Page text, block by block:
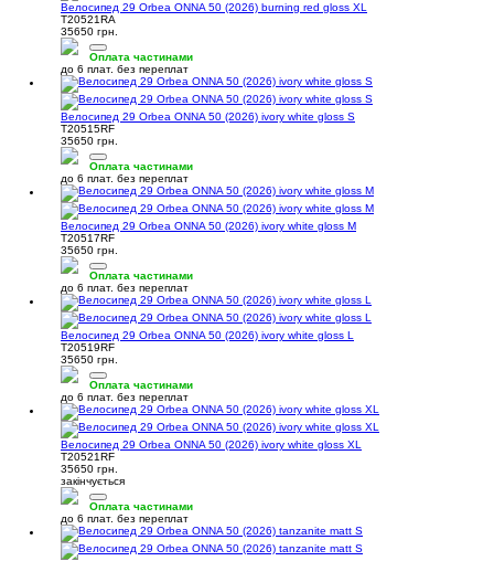
Велосипед 29 Orbea ONNA 50 (2026) burning red gloss XL
T20521RA
35650 грн.
Оплата частинами
до 6 плат. без переплат
Велосипед 29 Orbea ONNA 50 (2026) ivory white gloss S
T20515RF
35650 грн.
Оплата частинами
до 6 плат. без переплат
Велосипед 29 Orbea ONNA 50 (2026) ivory white gloss M
T20517RF
35650 грн.
Оплата частинами
до 6 плат. без переплат
Велосипед 29 Orbea ONNA 50 (2026) ivory white gloss L
T20519RF
35650 грн.
Оплата частинами
до 6 плат. без переплат
Велосипед 29 Orbea ONNA 50 (2026) ivory white gloss XL
T20521RF
35650 грн.
закінчується
Оплата частинами
до 6 плат. без переплат